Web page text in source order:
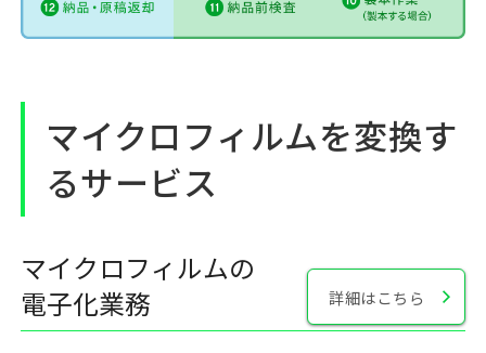
マイクロフィルムを変換す
るサービス
マイクロフィルムの
電子化業務
詳細はこちら